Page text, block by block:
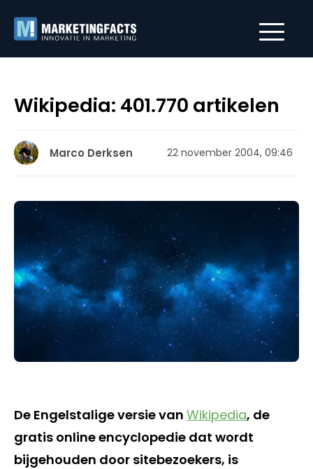
Wikipedia: 401.770 artikelen
Marco Derksen 22 november 2004, 09:46
De Engelstalige versie van Wikipedia, de
gratis online encyclopedie dat wordt
bijgehouden door sitebezoekers, is